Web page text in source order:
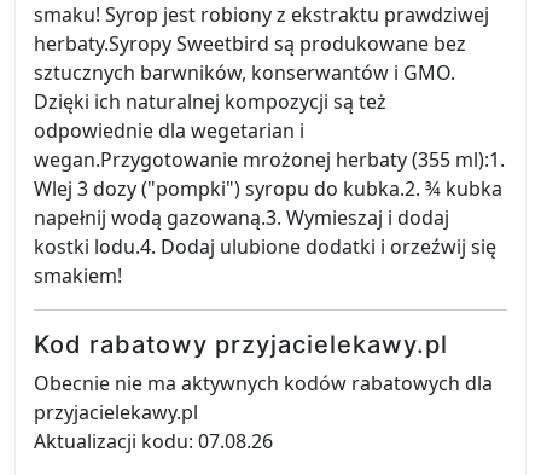
smaku! Syrop jest robiony z ekstraktu prawdziwej
herbaty.Syropy Sweetbird są produkowane bez
sztucznych barwników, konserwantów i GMO.
Dzięki ich naturalnej kompozycji są też
odpowiednie dla wegetarian i
wegan.Przygotowanie mrożonej herbaty (355 ml):1.
Wlej 3 dozy ("pompki") syropu do kubka.2. ¾ kubka
napełnij wodą gazowaną.3. Wymieszaj i dodaj
kostki lodu.4. Dodaj ulubione dodatki i orzeźwij się
smakiem!
Kod rabatowy przyjacielekawy.pl
Obecnie nie ma aktywnych kodów rabatowych dla
przyjacielekawy.pl
Aktualizacji kodu: 07.08.26